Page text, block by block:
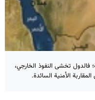
فالدول تخشى النفوذ الخارجي،
الأمنية السائدة.